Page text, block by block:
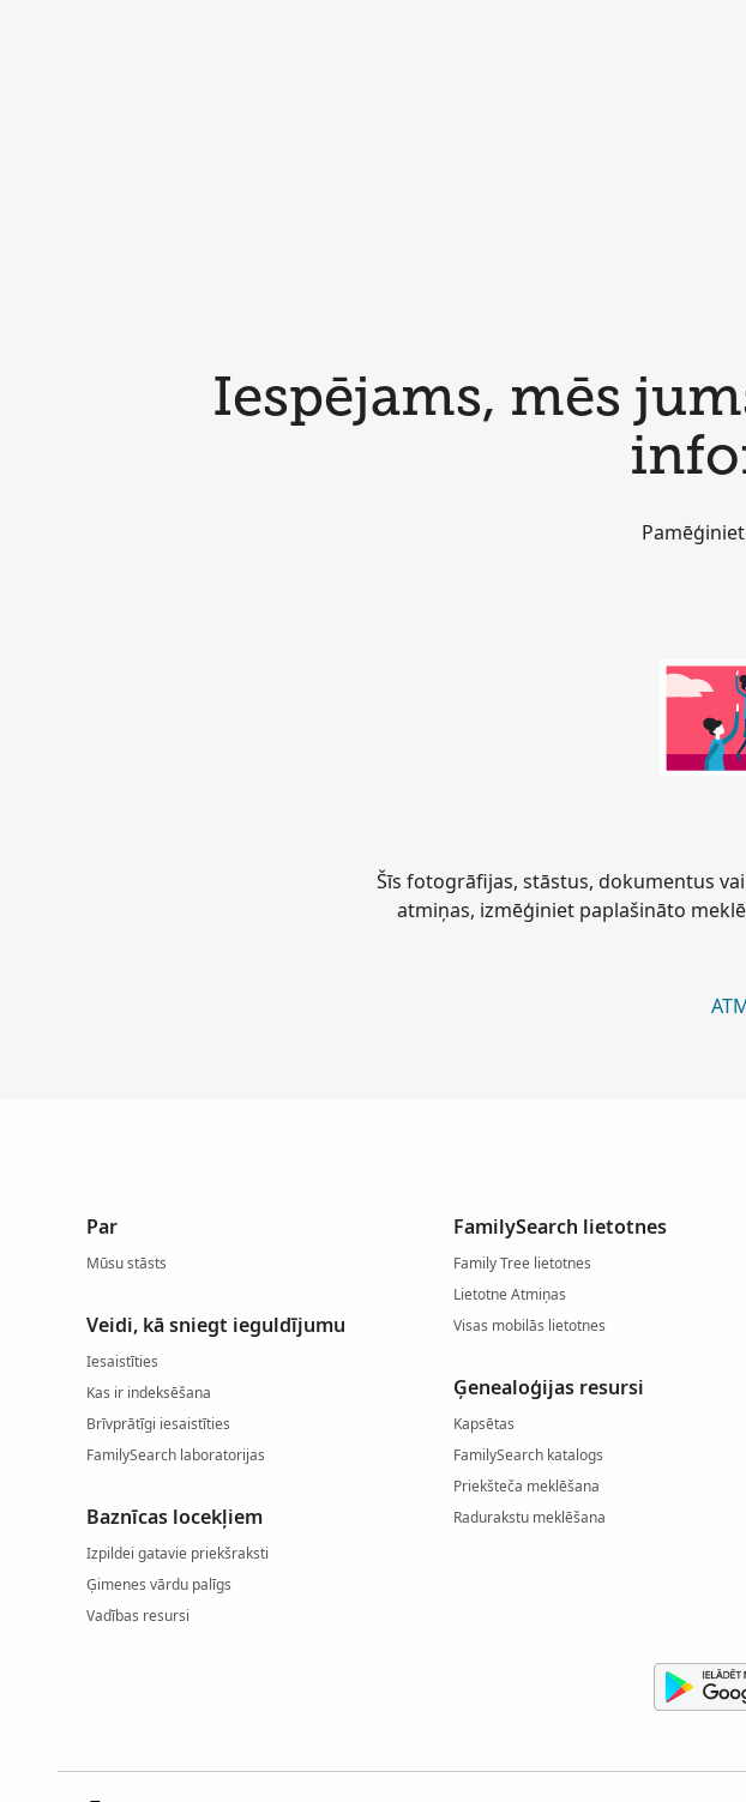
Iespējams, mēs
Šīs fotogrāfijas, stāstus, dokumentus
atmiņas, izmēģiniet paplašināto
Par
Mūsu stāsts
Veidi, kā sniegt ieguldījumu
Iesaistīties
Kas ir indeksēšana
Brīvprātīgi iesaistīties
FamilySearch laboratorijas
Baznīcas locekļiem
Izpildei gatavie priekšraksti
Ģimenes vārdu palīgs
Vadības resursi
FamilySearch lietotnes
Family Tree lietotnes
Lietotne Atmiņas
Visas mobilās lietotnes
Ģenealoģijas resursi
Kapsētas
FamilySearch katalogs
Priekšteča meklēšana
Radurakstu meklēšana